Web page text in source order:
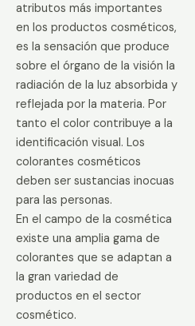
atributos más importantes
en los productos cosméticos,
es la sensación que produce
sobre el órgano de la visión la
radiación de la luz absorbida y
reflejada por la materia. Por
tanto el color contribuye a la
identificación visual. Los
colorantes cosméticos
deben ser sustancias inocuas
para las personas.
En el campo de la cosmética
existe una amplia gama de
colorantes que se adaptan a
la gran variedad de
productos en el sector
cosmético.